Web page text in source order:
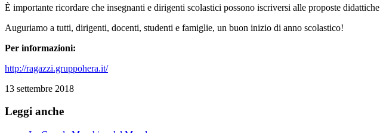
È importante ricordare che insegnanti e dirigenti scolastici possono iscriversi alle proposte didattiche
Auguriamo a tutti, dirigenti, docenti, studenti e famiglie, un buon inizio di anno scolastico!
Per informazioni:
http://ragazzi.gruppohera.it/
13 settembre 2018
Leggi anche